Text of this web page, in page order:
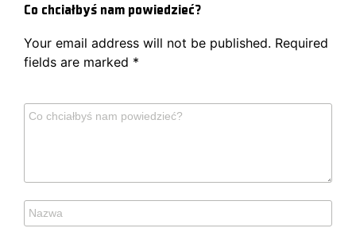
Co chciałbyś nam powiedzieć?
Your email address will not be published. Required
fields are marked *